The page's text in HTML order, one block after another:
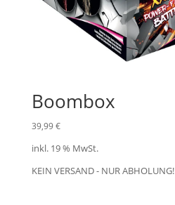
Boombox
39,99€
inkl. 19 % MwSt.
KEIN VERSAND - NUR ABHOLUNG!